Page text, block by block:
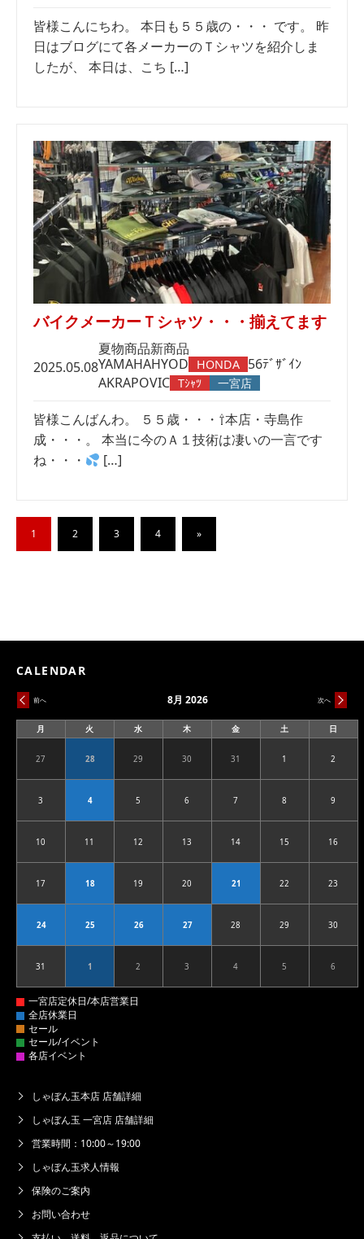
皆様こんにちわ。 本日も５５歳の・・・ です。 昨
日はブログにて各メーカーのＴシャツを紹介しま
したが、 本日は、こち […]
バイクメーカーＴシャツ・・・揃えてます
2025.05.08
夏物商品新商品
YAMAHAHYOD HONDA 56ﾃﾞｻﾞｲﾝ
AKRAPOVIC Tｼｬﾂ 一宮店
皆様こんばんわ。 ５５歳・・・⇧本店・寺島作
成・・・。 本当に今のＡ１技術は凄いの一言です
ね・・・
[…]
1 2 3 4 »
CALENDAR
前へ 次へ
8月 2026
月
曜
火
曜
水
曜
木
曜
金
曜
土
曜
日
曜
272026.07.27 282026.07.28 292026.07.29 302026.07.30 312026.07.31 12026.08.01 2
32026.08.03 42026.08.04 52026.08.05 62026.08.06 72026.08.07 82026.08.08 9
102026.08.10 112026.08.11 122026.08.12 132026.08.13 142026.08.14 152026.08.15 16
172026.08.17 182026.08.18 192026.08.19 202026.08.20 212026.08.21 222026.08.22 23
242026.08.24 252026.08.25 262026.08.26 272026.08.27 282026.08.28 292026.08.29 30
312026.08.31 12026.09.01 22026.09.02 32026.09.03 42026.09.04 52026.09.05 6
しゃぼん玉本店 店舗詳細
しゃぼん玉 一宮店 店舗詳細
営業時間：10:00～19:00
しゃぼん玉求人情報
保険のご案内
お問い合わせ